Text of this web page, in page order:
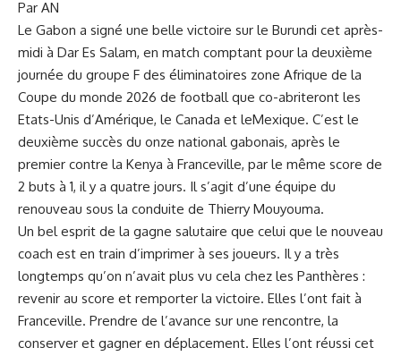
Par AN
Le Gabon a signé une belle victoire sur le Burundi cet après-
midi à Dar Es Salam, en match comptant pour la deuxième
journée du groupe F des éliminatoires zone Afrique de la
Coupe du monde 2026 de footballque co-abriteront les
Etats-Unis d’Amérique, le Canada et leMexique. C’est le
deuxième succès du onze national gabonais, après le
premier contre la Kenya à Franceville, par le même score de
2 buts à 1, il y a quatre jours. Il s’agit d’une équipe du
renouveau sous la conduite de Thierry Mouyouma.
Un bel esprit de la gagne salutaire que celui que le nouveau
coach est en train d’imprimer à ses joueurs. Il y a très
longtemps qu’on n’avait plus vu cela chez les Panthères :
revenir au score et remporter la victoire. Elles l’ont fait à
Franceville. Prendre de l’avance sur une rencontre, la
conserver et gagner en déplacement. Elles l’ont réussi cet